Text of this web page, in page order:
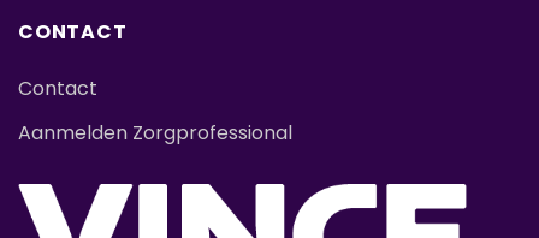
CONTACT
Contact
Aanmelden Zorgprofessional